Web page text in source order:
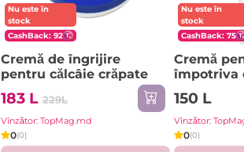
Nu este în
stock
CashBack: 92
Cremă de îngrijire
pentru călcâie crăpate
183 L 229L
Vînzător: TopMag.md
0(0)
Nu este în
stock
CashBack: 75
Cremă
împotriva
bătăturilor
150 L
Vînzător:
0(0)